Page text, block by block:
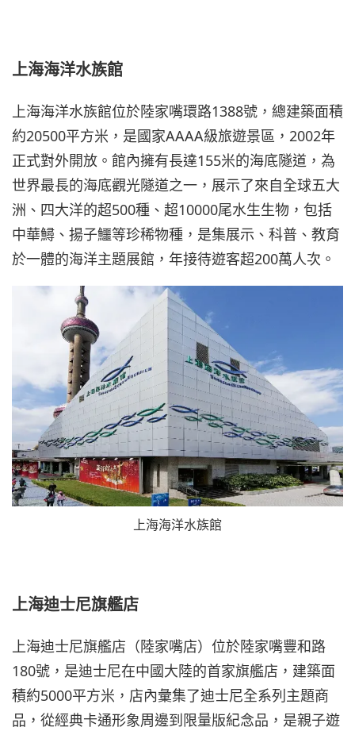
上海海洋水族館
上海海洋水族館位於陸家嘴環路1388號，總建築面積
約20500平方米，是國家AAAA級旅遊景區，2002年
正式對外開放。館內擁有長達155米的海底隧道，為
世界最長的海底觀光隧道之一，展示了來自全球五大
洲、四大洋的超500種、超10000尾水生生物，包括
中華鱘、揚子鱷等珍稀物種，是集展示、科普、教育
於一體的海洋主題展館，年接待遊客超200萬人次。
上海海洋水族館
上海迪士尼旗艦店
上海迪士尼旗艦店（陸家嘴店）位於陸家嘴豐和路
180號，是迪士尼在中國大陸的首家旗艦店，建築面
積約5000平方米，店內彙集了迪士尼全系列主題商
品，從經典卡通形象周邊到限量版紀念品，是親子遊